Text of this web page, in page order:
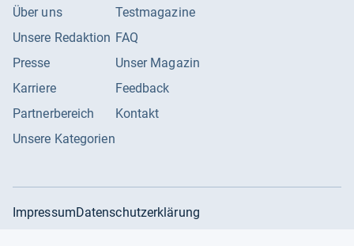
Über uns
Unsere Redaktion
Presse
Karriere
Partnerbereich
Unsere Kategorien
Testmagazine
FAQ
Unser Magazin
Feedback
Kontakt
ImpressumDatenschutzerklärung